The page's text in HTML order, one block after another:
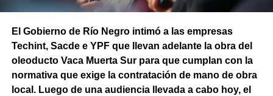
El Gobierno de Río Negro intimó a las empresas
Techint, Sacde e YPF que llevan adelante la obra del
oleoducto Vaca Muerta Sur para que cumplan con la
normativa que exige la contratación de mano de obra
local. Luego de una audiencia llevada a cabo hoy, el